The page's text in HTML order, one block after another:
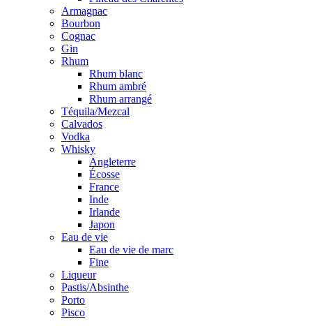
Armagnac
Bourbon
Cognac
Gin
Rhum
Rhum blanc
Rhum ambré
Rhum arrangé
Téquila/Mezcal
Calvados
Vodka
Whisky
Angleterre
Écosse
France
Inde
Irlande
Japon
Eau de vie
Eau de vie de marc
Fine
Liqueur
Pastis/Absinthe
Porto
Pisco